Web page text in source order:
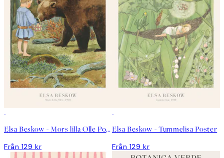
Elsa Beskow - Mors lilla Olle Poster
Från 129 kr
Elsa Beskow - Tummelisa Poster
Från 129 kr